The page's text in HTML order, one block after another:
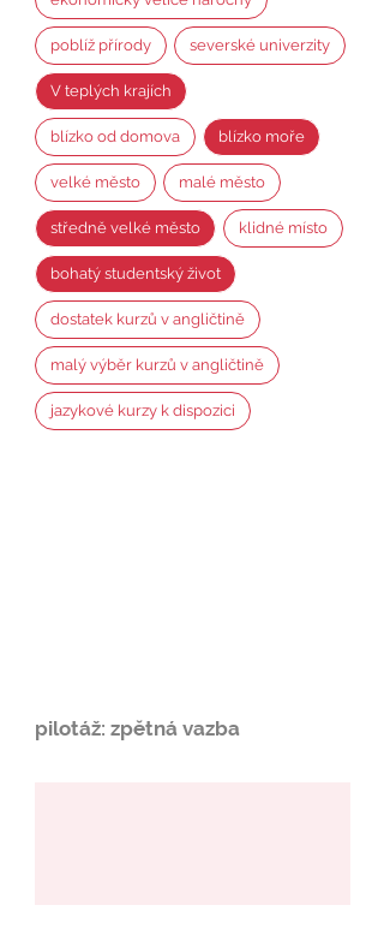
poblíž přírody severské univerzity
V teplých krajích
blízko od domova blízko moře
velké město malé město
středně velké město klidné místo
bohatý studentský život
dostatek kurzů v angličtině
malý výběr kurzů v angličtině
jazykové kurzy k dispozici
pilotáž: zpětná vazba